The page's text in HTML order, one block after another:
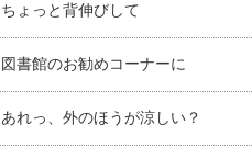
ちょっと背伸びして
図書館のお勧めコーナーに
あれっ、外のほうが涼しい？